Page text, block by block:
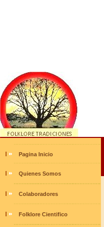
Pagina Inicio
Quienes Somos
Colaboradores
Folklore Cientifico